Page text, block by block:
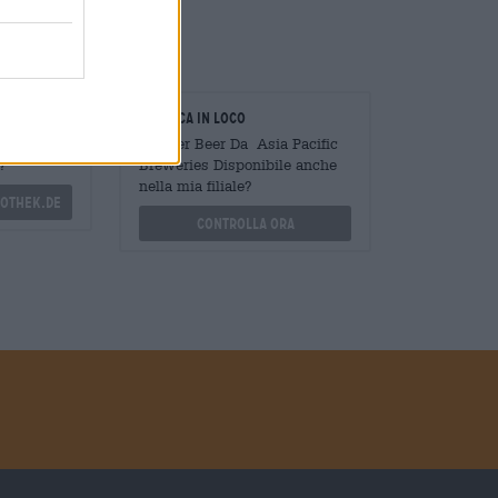
Verifica in loco
È Tiger Beer Da Asia Pacific
Breweries Disponibile anche
nella mia filiale?
Controlla ora